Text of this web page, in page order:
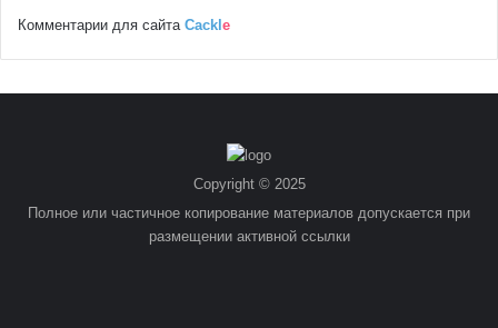
Комментарии для сайта Cackl e
Copyright © 2025
Полное или частичное копирование материалов допускается при
размещении активной ссылки